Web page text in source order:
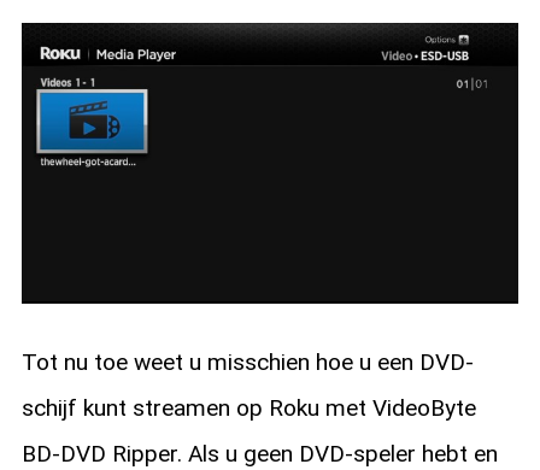
Tot nu toe weet u misschien hoe u een DVD-
schijf kunt streamen op Roku met VideoByte
BD-DVD Ripper. Als u geen DVD-speler hebt en